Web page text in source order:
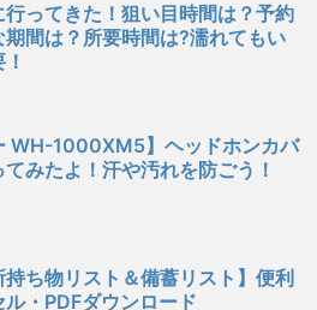
行ってきた！狙い目時間は？予約
期間は？所要時間は?濡れてもい
WH-1000XM5】ヘッドホンカバ
みたよ！汗や汚れを防ごう！
持ち物リスト＆備蓄リスト】便利
・PDFダウンロード